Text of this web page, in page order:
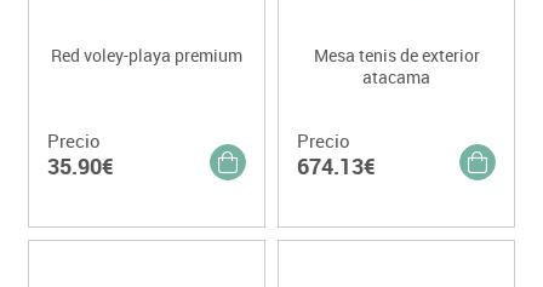
Red voley-playa premium
Precio
35.90€
Mesa tenis de exterior
atacama
Precio
674.13€